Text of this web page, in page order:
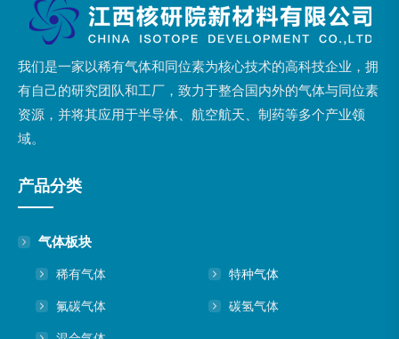
我们是一家以稀有气体和同位素为核心技术的高科技企业，拥
有自己的研究团队和工厂，致力于整合国内外的气体与同位素
资源，并将其应用于半导体、航空航天、制药等多个产业领
域。
产品分类
气体板块
稀有气体 特种气体
氟碳气体 碳氢气体